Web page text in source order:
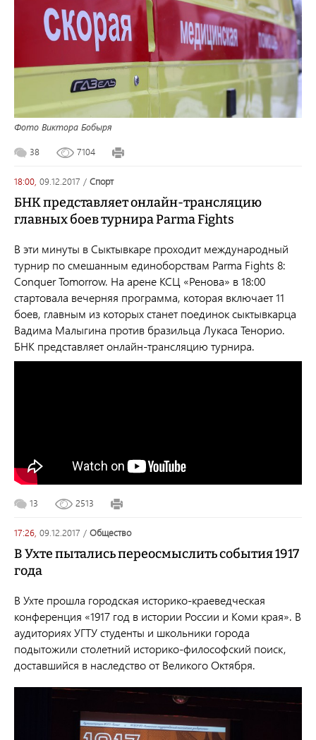
Фото Виктора Бобыря
38 7104
18:00, 09.12.2017 / спорт
БНК представляет онлайн-трансляцию
главных боев турнира Parma Fights
В эти минуты в Сыктывкаре проходит международный
турнир по смешанным единоборствам Parma Fights 8:
Conquer Tomorrow. На арене КСЦ «Ренова» в 18:00
стартовала вечерняя программа, которая включает 11
боев, главным из которых станет поединок сыктывкарца
Вадима Малыгина против бразильца Лукаса Тенорио.
БНК представляет онлайн-трансляцию турнира.
13 2513
17:26, 09.12.2017 / общество
В Ухте пытались переосмыслить события 1917
года
В Ухте прошла городская историко-краеведческая
конференция «1917 год в истории России и Коми края». В
аудиториях УГТУ студенты и школьники города
подытожили столетний историко-философский поиск,
доставшийся в наследство от Великого Октября.